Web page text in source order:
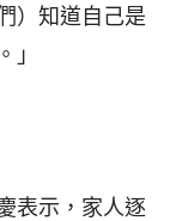
）知道自己是
」
表示，家人逐